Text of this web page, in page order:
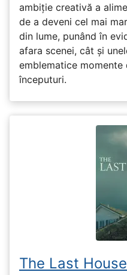
ambiție creativă a
de a deveni cel mai
din lume, punând în
afara scenei, cât și
emblematice
începuturi.
The Last